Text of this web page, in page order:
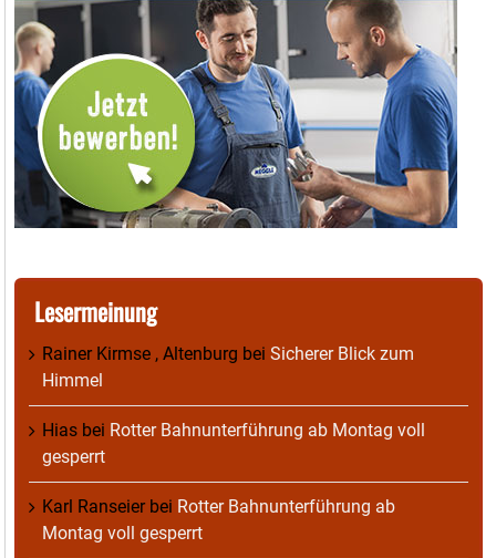
Lesermeinung
Rainer Kirmse , Altenburg bei Sicherer Blick zum
Himmel
Hias bei Rotter Bahnunterführung ab Montag voll
gesperrt
Karl Ranseierbei Rotter Bahnunterführung ab
Montag voll gesperrt